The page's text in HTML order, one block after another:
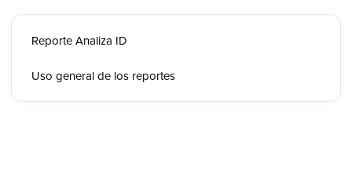
Reporte Analiza ID
Uso general de los reportes